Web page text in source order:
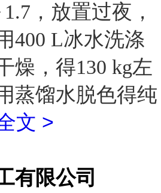
，放置过夜，
400 L冰水洗涤
燥，得130 kg左
蒸馏水脱色得纯
文 >
有限公司